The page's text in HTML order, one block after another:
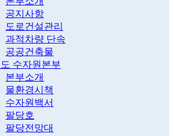
공지사항
도로건설관리
과적차량 단속
공공건축물
수자원본부
본부소개
물환경시책
수자원백서
팔당호
팔당전망대